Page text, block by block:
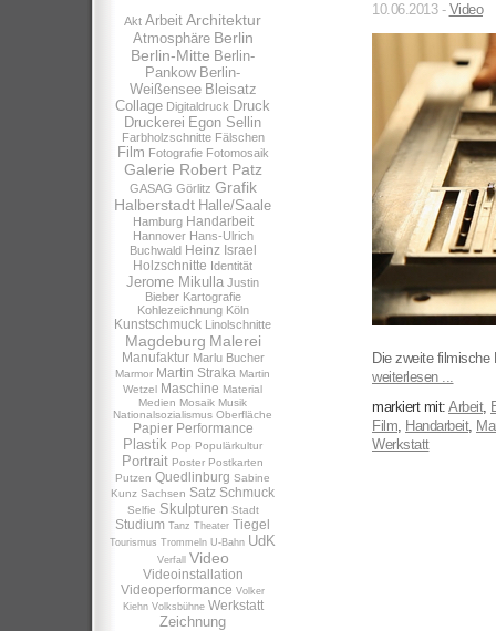
Akt Arbeit Architektur
Atmosphäre Berlin
Berlin-Mitte Berlin-
Pankow Berlin-
Weißensee Bleisatz
Collage Digitaldruck Druck
Druckerei Egon Sellin
Farbholzschnitte Fälschen
Film Fotografie Fotomosaik
Galerie Robert Patz
GASAG Görlitz Grafik
Halberstadt Halle/Saale
Hamburg Handarbeit
Hannover Hans-Ulrich
Buchwald Heinz Israel
Holzschnitte Identität
Jerome Mikulla Justin
Bieber Kartografie
Kohlezeichnung Köln
Kunstschmuck Linolschnitte
Magdeburg Malerei
Manufaktur Marlu Bucher
Marmor Martin Straka Martin
Wetzel Maschine Material
Medien Mosaik Musik
Nationalsozialismus Oberfläche
Papier Performance
Plastik Pop Populärkultur
Portrait Poster Postkarten
Putzen Quedlinburg Sabine
Kunz Sachsen Satz Schmuck
Selfie Skulpturen Stadt
Studium Tanz Theater Tiegel
Tourismus Trommeln U-Bahn UdK
Verfall Video
Videoinstallation
Videoperformance Volker
Kiehn Volksbühne Werkstatt
Zeichnung
10.06.2013 - Video
Die zweite filmische
weiterlesen ...
markiert mit: Arbeit,
Film, Handarbeit,
Werkstatt